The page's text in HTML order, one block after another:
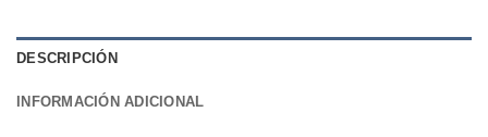
DESCRIPCIÓN
INFORMACIÓN ADICIONAL